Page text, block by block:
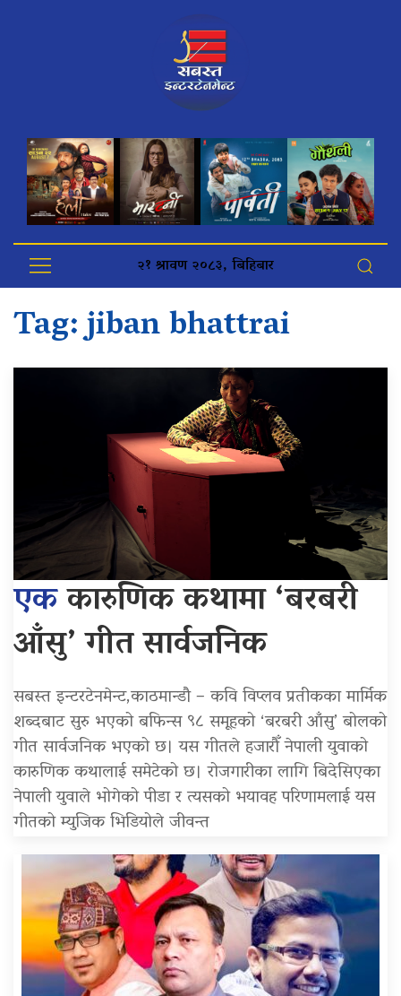
२१ श्रावण २०८३, बिहिबार
Tag:jiban bhattrai
एककारुणिक कथामा ‘बरबरी
आँसु’ गीत सार्वजनिक
सबस्त इन्टरटेनमेन्ट,काठमान्डौ – कवि विप्लव प्रतीकका मार्मिक
शब्दबाट सुरु भएको बफिन्स ९८ समूहको ‘बरबरी आँसु’ बोलको
गीत सार्वजनिक भएको छ। यस गीतले हजारौँ नेपाली युवाको
कारुणिक कथालाई समेटेको छ। रोजगारीका लागि बिदेसिएका
नेपाली युवाले भोगेको पीडा र त्यसको भयावह परिणामलाई यस
गीतको म्युजिक भिडियोले जीवन्त